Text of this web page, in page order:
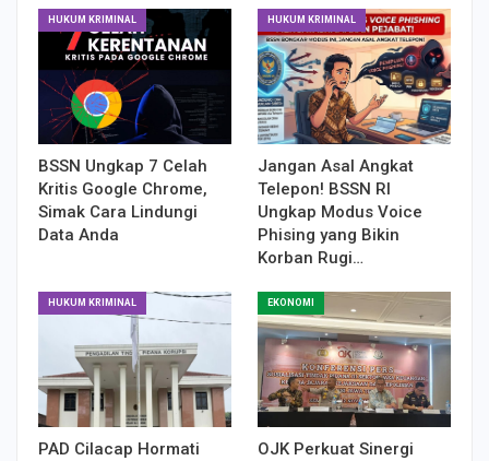
HUKUM KRIMINAL
BSSN Ungkap 7 Celah
Kritis Google Chrome,
Simak Cara Lindungi
Data Anda
HUKUM KRIMINAL
Jangan Asal Angkat
Telepon! BSSN RI
Ungkap Modus Voice
Phising yang Bikin
Korban Rugi…
HUKUM KRIMINAL
PAD Cilacap Hormati
EKONOMI
OJK Perkuat Sinergi